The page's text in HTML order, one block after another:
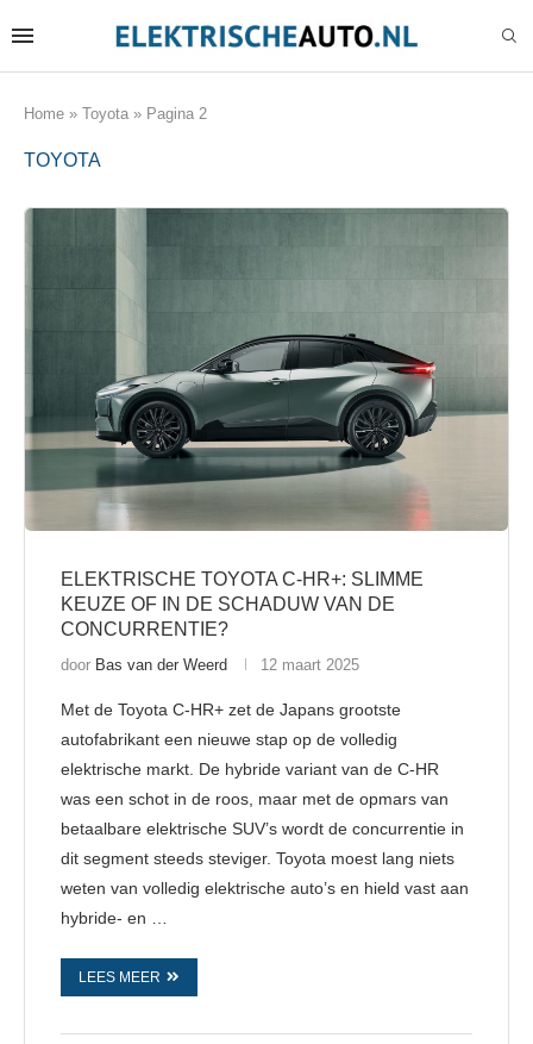
Home » Toyota » Pagina 2
TOYOTA
ELEKTRISCHE TOYOTA C-HR+: SLIMME
KEUZE OF IN DE SCHADUW VAN DE
CONCURRENTIE?
door Bas van der Weerd 12 maart 2025
Met de Toyota C-HR+ zet de Japans grootste
autofabrikant een nieuwe stap op de volledig
elektrische markt. De hybride variant van de C-HR
was een schot in de roos, maar met de opmars van
betaalbare elektrische SUV’s wordt de concurrentie in
dit segment steeds steviger. Toyota moest lang niets
weten van volledig elektrische auto’s en hield vast aan
hybride- en …
LEES MEER